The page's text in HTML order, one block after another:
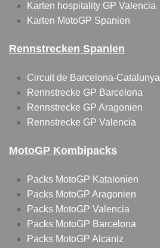
Karten hospitality GP Valencia
Karten MotoGP Spanien
Rennstrecken Spanien
Circuit de Barcelona-Catalunya
Rennstrecke GP Barcelona
Rennstrecke GP Aragonien
Rennstrecke GP Valencia
MotoGP Kombipacks
Packs MotoGP Katalonien
Packs MotoGP Aragonien
Packs MotoGP Valencia
Packs MotoGP Barcelona
Packs MotoGP Alcaniz